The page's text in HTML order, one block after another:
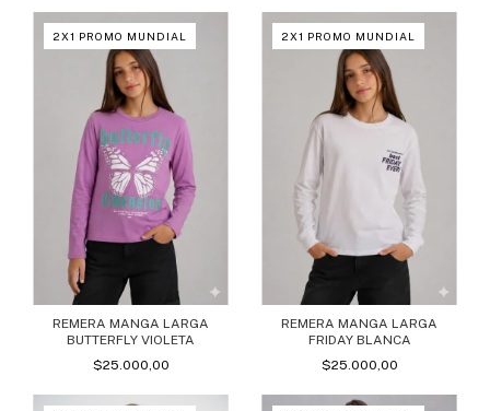
2X1 PROMO MUNDIAL
REMERA MANGA LARGA
BUTTERFLY VIOLETA
$25.000,00
2X1 PROMO MUNDIAL
REMERA MANGA LARGA
FRIDAY BLANCA
$25.000,00